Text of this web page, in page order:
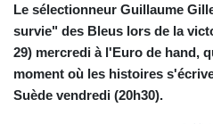
Le sélectionneur Guillaume
survie" des Bleus lors de la
29) mercredi à l'Euro de hand,
moment où les histoires
Suède vendredi (20h30).